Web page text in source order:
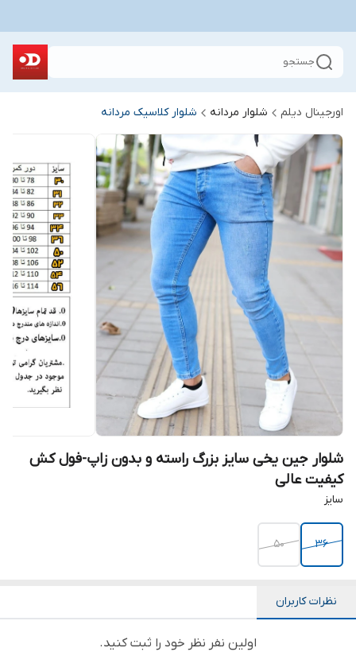
جستجو
اورجینال دیلم شلوار مردانه شلوار کلاسیک مردانه
شلوار جین یخی سایز بزرگ راسته و بدون زاپ-فول کش
کیفیت عالی
سایز
36
50
نظرات کاربران
اولین نفر نظر خود را ثبت کنید.